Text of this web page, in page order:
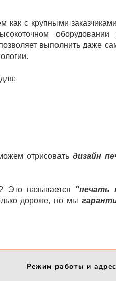
как с крупными
выполнить даже
отрисовать дизайн
Это называется "печать
дороже, но мы
Режим работы и